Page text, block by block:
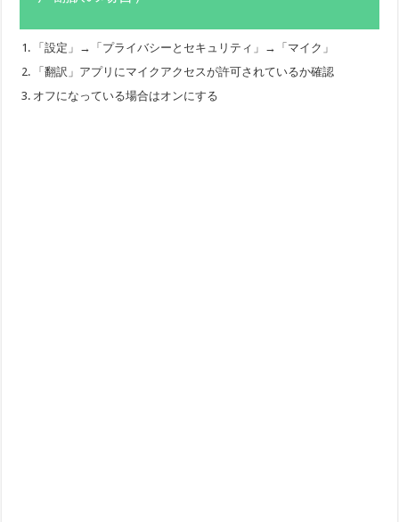
「設定」→「プライバシーとセキュリティ」→「マイク」
「翻訳」アプリにマイクアクセスが許可されているか確認
オフになっている場合はオンにする